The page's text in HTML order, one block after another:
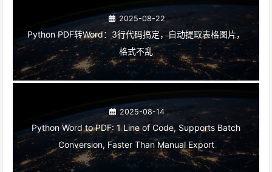
2025-08-22
Python PDF转Word：3行代码搞定，自动提取表格图片，
格式不乱
2025-08-14
Python Word to PDF: 1 Line of Code, Supports Batch
Conversion, Faster Than Manual Export